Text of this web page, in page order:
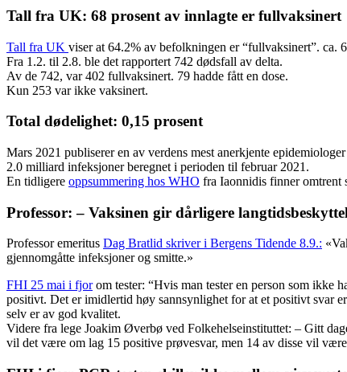
Tall fra UK: 68 prosent av innlagte er fullvaksinert
Tall fra UK viser at 64.2% av befolkningen er “fullvaksinert”. ca.
Fra 1.2. til 2.8. ble det rapportert 742 dødsfall av delta.
Av de 742, var 402 fullvaksinert. 79 hadde fått en dose.
Kun 253 var ikke vaksinert.
Total dødelighet: 0,15 prosent
Mars 2021 publiserer en av verdens mest anerkjente
2.0 milliard infeksjoner beregnet i perioden til februar 2021.
En tidligere oppsummering hos WHO fra Iaonnidis finner omtrent
Professor: – Vaksinen gir dårligere
Professor emeritus Dag Bratlid skriver i Bergens Tidende 8.9.:
gjennomgåtte infeksjoner og smitte.»
FHI 25 mai i fjorom tester: “Hvis man tester en person som ikke
positivt. Det er imidlertid høy sannsynlighet for at et positivt svar
selv er av god kvalitet.
Videre fra lege Joakim Øverbø ved Folkehelseinstituttet: – Gitt
vil det være om lag 15 positive prøvesvar, men 14 av disse vil